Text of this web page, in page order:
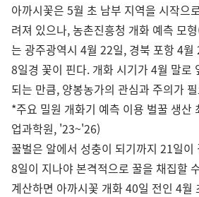
아까시꽃은 5월 초 남부 지역을 시작으
려져 있으나, 농촌진흥청 개화 예측 모
는 광주광역시 4월 22일, 경북 포항 4
8일경 꽃이 핀다. 개화 시기가 4월 말로
되는 만큼, 양봉농가의 관심과 주의가
*주요 밀원 개화기 예측 이용 벌꿀 생산
업과학원, '23~'26)
꿀벌은 알에서 성충이 되기까지 21일이
8일이 지나야 본격적으로 꿀을 채집할
계산하면 아까시꽃 개화 40일 전인 4월